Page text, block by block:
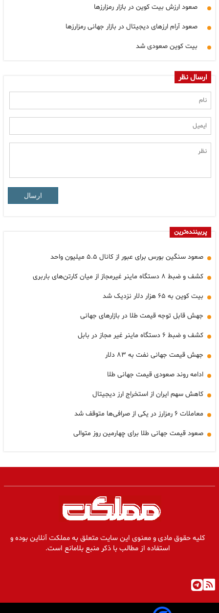
صعود ارزش بیت کوین در بازار رمزارزها
صعود آرام ارزهای دیجیتال در بازار جهانی رمزارزها
بیت کوین صعودی شد
ارسال نظر
ارسال
پربیننده‌ترین
صعود سنگین بورس برای عبور از کانال ۵.۵ میلیون واحد
کشف و ضبط ۸ دستگاه ماینر غیرمجاز از میان کارتن‌های باربری
بیت کوین به ۶۵ هزار دلار نزدیک شد
جهش قابل توجه قیمت طلا در بازارهای جهانی
کشف و ضبط ۶ دستگاه ماینر غیر مجاز در بابل
جهش قیمت جهانی نفت به ۸۳ دلار
ادامه روند صعودی قیمت جهانی طلا
کاهش سهم ایران از استخراج ارز دیجیتال
معاملات ۶ رمزارز در یکی از صرافی‌ها متوقف شد
صعود قیمت جهانی طلا برای چهارمین روز متوالی
کلیه حقوق مادی و معنوی این سایت متعلق به مملکت آنلاین بوده و
استفاده از مطالب با ذکر منبع بلامانع است.